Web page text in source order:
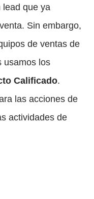
lead que ya
Sin embargo,
de ventas de
usamos los
Calificado.
las acciones de
actividades de